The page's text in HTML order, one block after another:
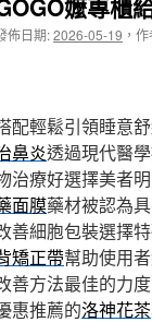
嬤專櫃
佈日期:2026-05-19 ， 作
配輕鬆引領睡意
鼻炎透過現代醫
治療好選擇美者
面膜藥材被認為
善細胞包裝選擇
矯正帶幫助使用
善方法最佳的力
惠推薦的洛神花茶